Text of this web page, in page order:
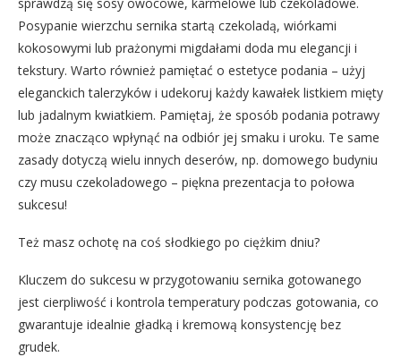
sprawdzą się sosy owocowe, karmelowe lub czekoladowe.
Posypanie wierzchu sernika startą czekoladą, wiórkami
kokosowymi lub prażonymi migdałami doda mu elegancji i
tekstury. Warto również pamiętać o estetyce podania – użyj
eleganckich talerzyków i udekoruj każdy kawałek listkiem mięty
lub jadalnym kwiatkiem. Pamiętaj, że sposób podania potrawy
może znacząco wpłynąć na odbiór jej smaku i uroku. Te same
zasady dotyczą wielu innych deserów, np. domowego budyniu
czy musu czekoladowego – piękna prezentacja to połowa
sukcesu!
Też masz ochotę na coś słodkiego po ciężkim dniu?
Kluczem do sukcesu w przygotowaniu sernika gotowanego
jest cierpliwość i kontrola temperatury podczas gotowania, co
gwarantuje idealnie gładką i kremową konsystencję bez
grudek.